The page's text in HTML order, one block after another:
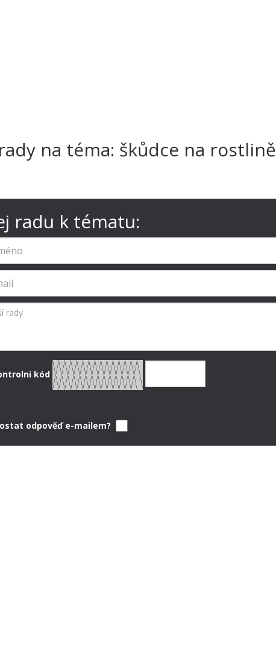
na téma: škůdce na rostlině
radu k tématu:
kód
odpověď e-mailem?